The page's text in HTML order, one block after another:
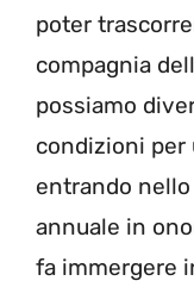
poter
compagnia
possiamo
condizioni per
entrando
annuale in
fa immergere